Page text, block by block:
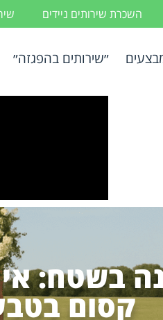
השכרת שירותים ניידים
״שירותים בהפגזה״
בשטח:
קסום